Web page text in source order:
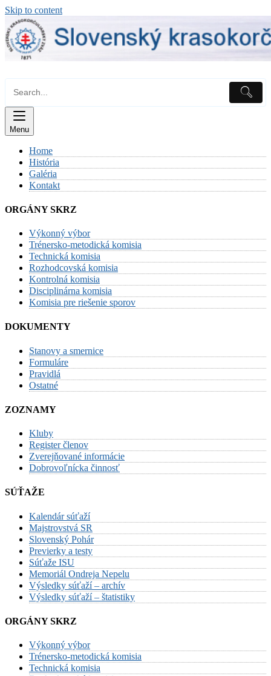
Skip to content
Menu
Home
História
Galéria
Kontakt
ORGÁNY SKRZ
Výkonný výbor
Trénersko-metodická komisia
Technická komisia
Rozhodcovská komisia
Kontrolná komisia
Disciplinárna komisia
Komisia pre riešenie sporov
DOKUMENTY
Stanovy a smernice
Formuláre
Pravidlá
Ostatné
ZOZNAMY
Kluby
Register členov
Zverejňované informácie
Dobrovoľnícka činnosť
SÚŤAŽE
Kalendár súťaží
Majstrovstvá SR
Slovenský Pohár
Previerky a testy
Súťaže ISU
Memoriál Ondreja Nepelu
Výsledky súťaží – archív
Výsledky súťaží – štatistiky
ORGÁNY SKRZ
Výkonný výbor
Trénersko-metodická komisia
Technická komisia